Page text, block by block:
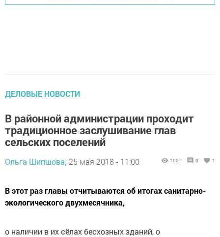
ДЕЛОВЫЕ НОВОСТИ
В районной администрации проходит
традиционное заслушивание глав
сельских поселений
Ольга Шипшова, 25 мая 2018 - 11:00 1557 0 1
В этот раз главы отчитываются об итогах санитарно-
экологического двухмесячника,
о наличии в их сёлах бесхозных зданий, о